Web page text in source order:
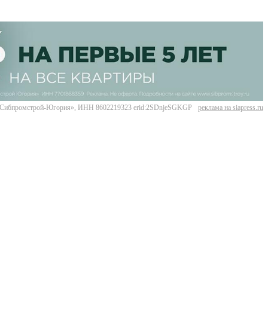
Югория», ИНН 8602219323 erid:2SDnjeSGKGP реклама на siapress.ru